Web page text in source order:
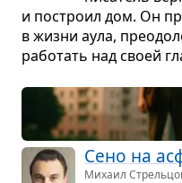
и построил дом. Он
в жизни аула,
рабо­тать над своей
Сено на
Михаил